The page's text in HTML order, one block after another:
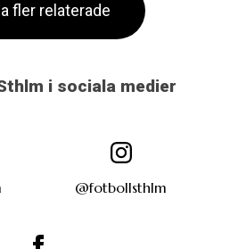
fler relaterade
i sociala medier
@fotbollsthlm